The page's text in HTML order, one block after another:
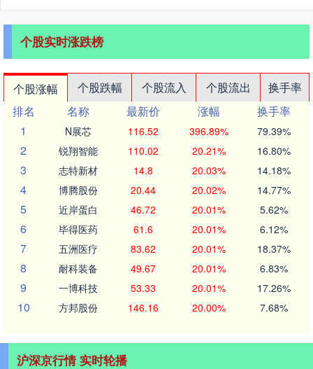
个股实时涨跌榜
个股涨幅 个股跌幅 个股流入 个股流出
换手率
排名
名称 最新价 涨幅
换手率
1
N展芯 116.52 396.89% 79.39%
2 锐翔智能 110.02 20.21% 16.80%
3 志特新材 14.8 20.03% 14.18%
4 博腾股份 20.44 20.02% 14.77%
5 近岸蛋白 46.72 20.01% 5.62%
6 毕得医药 61.6 20.01% 6.12%
7 五洲医疗 83.62 20.01% 18.37%
8 耐科装备 49.67 20.01% 6.83%
9 一博科技 53.33 20.01% 17.26%
10 方邦股份 146.16 20.00% 7.68%
沪深京行情 实时轮播